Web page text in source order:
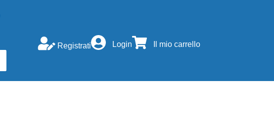
Registrati Login Il mio carrello